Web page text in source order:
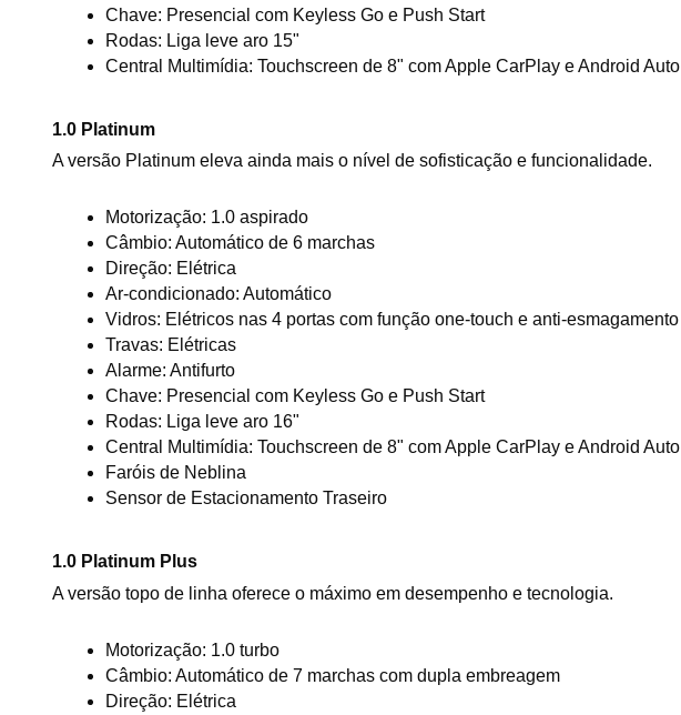
Chave: Presencial com Keyless Go e Push Start
Rodas: Liga leve aro 15"
Central Multimídia: Touchscreen de 8" com Apple CarPlay e Android Auto
1.0 Platinum
A versão Platinum eleva ainda mais o nível de sofisticação e funcionalidade.
Motorização: 1.0 aspirado
Câmbio: Automático de 6 marchas
Direção: Elétrica
Ar-condicionado: Automático
Vidros: Elétricos nas 4 portas com função one-touch e anti-esmagamento
Travas: Elétricas
Alarme: Antifurto
Chave: Presencial com Keyless Go e Push Start
Rodas: Liga leve aro 16"
Central Multimídia: Touchscreen de 8" com Apple CarPlay e Android Auto
Faróis de Neblina
Sensor de Estacionamento Traseiro
1.0 Platinum Plus
A versão topo de linha oferece o máximo em desempenho e tecnologia.
Motorização: 1.0 turbo
Câmbio: Automático de 7 marchas com dupla embreagem
Direção: Elétrica